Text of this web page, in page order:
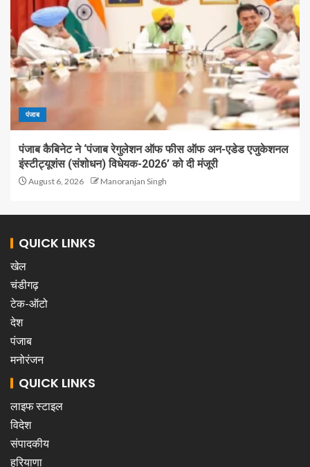
पंजाब
पंजाब कैबिनेट ने ‘पंजाब रेगुलेशन ऑफ फीस ऑफ अन-एडेड एजुकेशनल
इंस्टीट्यूशंस (संशोधन) विधेयक-2026’ को दी मंजूरी
August 6, 2026 Manoranjan Singh
QUICK LINKS
खेल
चंडीगढ़
टेक-ऑटो
देश
पंजाब
मनोरंजन
QUICK LINKS
लाइफ स्टाइल
विदेश
संपादकीय
हरियाणा